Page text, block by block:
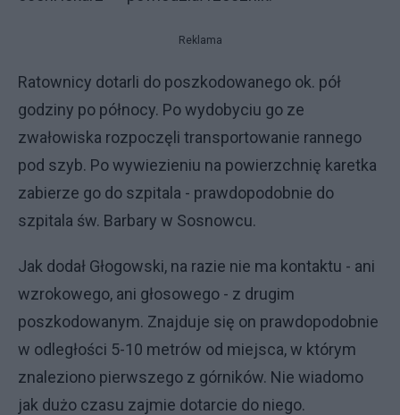
Reklama
Ratownicy dotarli do poszkodowanego ok. pół
godziny po północy. Po wydobyciu go ze
zwałowiska rozpoczęli transportowanie rannego
pod szyb. Po wywiezieniu na powierzchnię karetka
zabierze go do szpitala - prawdopodobnie do
szpitala św. Barbary w Sosnowcu.
Jak dodał Głogowski, na razie nie ma kontaktu - ani
wzrokowego, ani głosowego - z drugim
poszkodowanym. Znajduje się on prawdopodobnie
w odległości 5-10 metrów od miejsca, w którym
znaleziono pierwszego z górników. Nie wiadomo
jak dużo czasu zajmie dotarcie do niego.